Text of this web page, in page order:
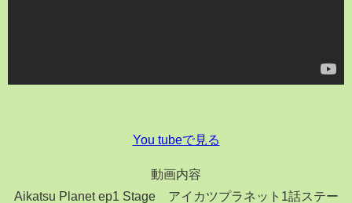
You tubeで見る
動画内容
Aikatsu Planet ep1 Stage アイカツプラネット1話ステー